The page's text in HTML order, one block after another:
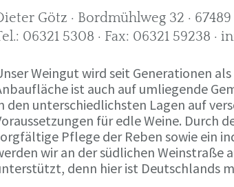
Götz · Bordmühlweg 32 ·
06321 5308 · Fax: 06321 59238 ·
Weingut wird seit Generationen
ist auch auf umliegende
den unterschiedlichsten Lagen auf
für edle Weine. Durch
Pflege der Reben sowie ein
wir an der südlichen Weinstraße
denn hier ist Deutschlands